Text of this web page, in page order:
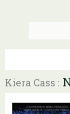
Kiera Cass :